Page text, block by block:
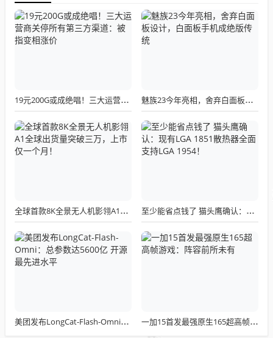
19元200G或成绝唱！三大运营商关停所有第三方渠道：被指变相涨价 魅族23今年亮相，舍弃白面板设计，白面板手机成绝版传统
全球首款8K全景无人机影翎A1全球出货量突破三万，上市仅一个月！ 至少能省点钱了 猫头鹰确认：现有LGA 1851散热器全面支持LGA 1954！
美团发布LongCat-Flash-Omni：总参数达5600亿 开源最先进水平 一加15首发最强原生165超高帧游戏：阵容前所未有